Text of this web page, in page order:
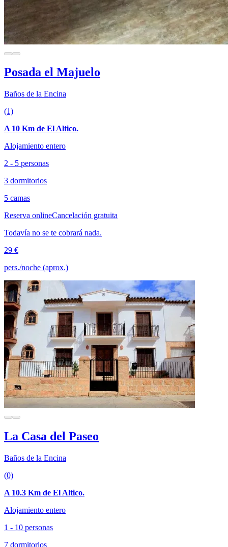
Posada el Majuelo
Baños de la Encina
(1)
A 10 Km de El Altico.
Alojamiento entero
2 - 5 personas
3 dormitorios
5 camas
Reserva onlineCancelación gratuita
Todavía no se te cobrará nada.
29 €
pers./noche (aprox.)
La Casa del Paseo
Baños de la Encina
(0)
A 10.3 Km de El Altico.
Alojamiento entero
1 - 10 personas
7 dormitorios